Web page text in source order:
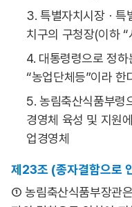
3. 특별자치시장ㆍ특
치구의 구청장(이하
4. 대통령령으로 정
“농업단체등”이라 한
5. 농림축산식품부령
경영체 육성 및 지원
업경영체
제23조 (종자결함으로
① 농림축산식품부장관